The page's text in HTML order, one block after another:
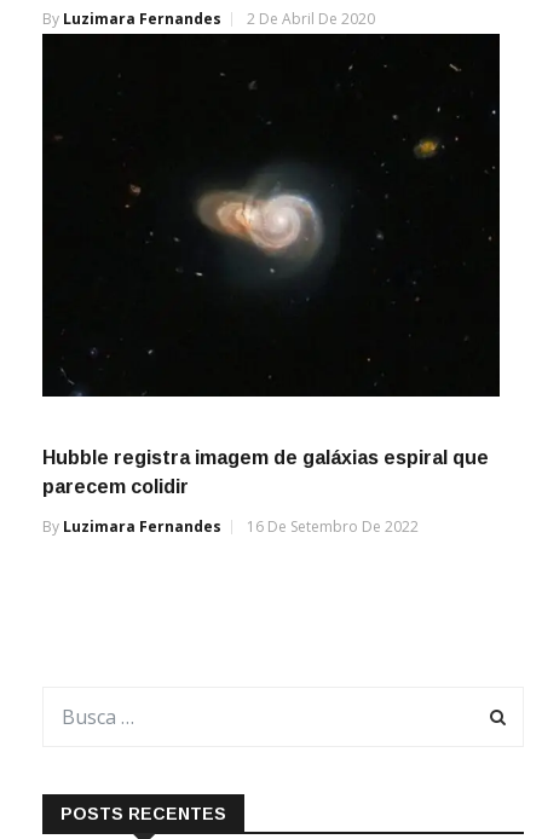
By Luzimara Fernandes 2 De Abril De 2020
Hubble registra imagem de galáxias espiral que
parecem colidir
By Luzimara Fernandes 16 De Setembro De 2022
POSTS RECENTES